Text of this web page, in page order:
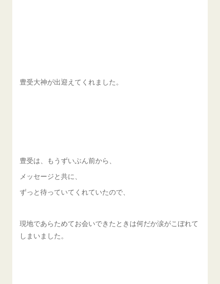
豊受大神が出迎えてくれました。
豊受は、もうずいぶん前から、
メッセージと共に、
ずっと待っていてくれていたので、
現地であらためてお会いできたときは何だか涙がこぼれて
しまいました。